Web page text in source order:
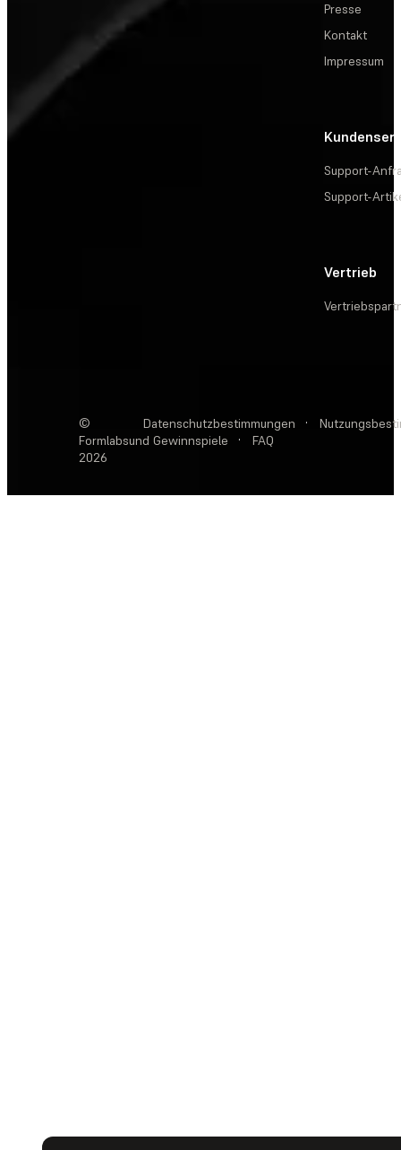
Presse
Kontakt
Impressum
Support-
Support-
Vertrieb
©
Formlabs
2026
Datenschutzbestimmungen ·
und Gewinnspiele
· FAQ